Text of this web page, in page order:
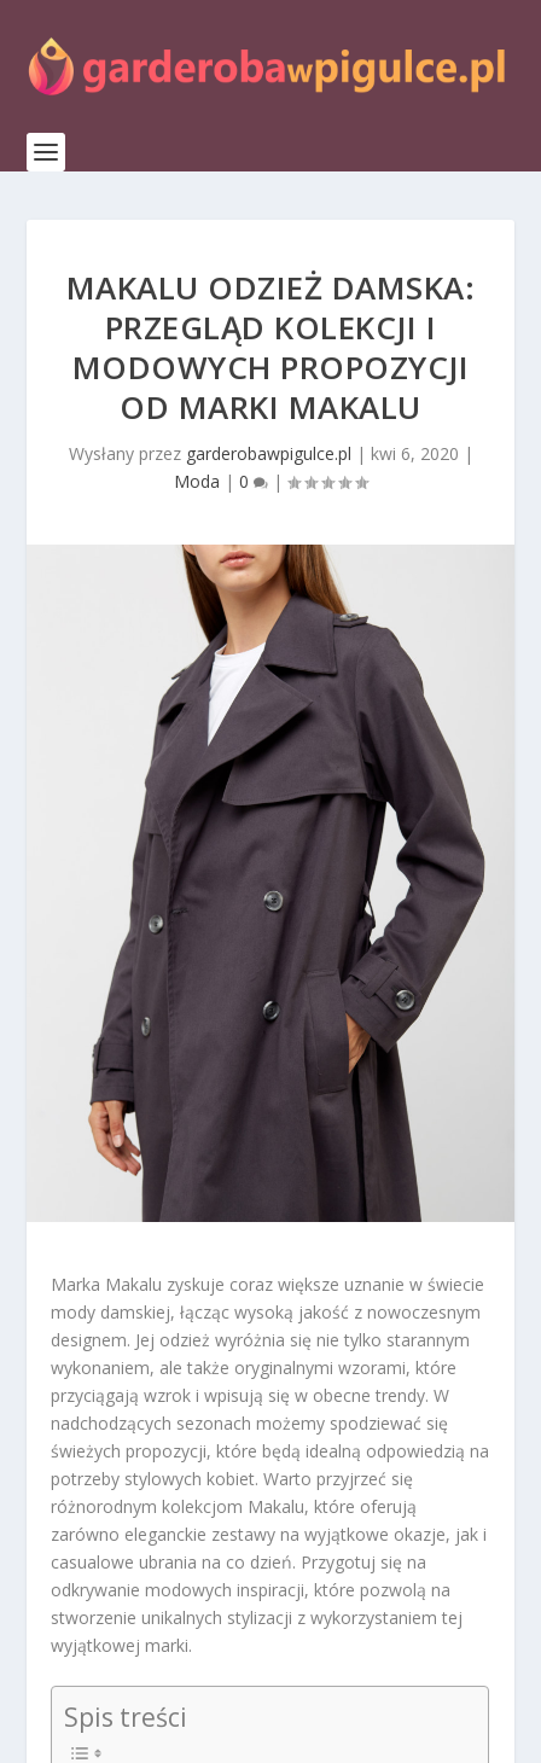
MAKALU ODZIEŻ DAMSKA:
PRZEGLĄD KOLEKCJI I
MODOWYCH PROPOZYCJI
OD MARKI MAKALU
Wysłany przez garderobawpigulce.pl | kwi 6, 2020 |
Moda | 0 |
Marka Makalu zyskuje coraz większe uznanie w świecie
mody damskiej, łącząc wysoką jakość z nowoczesnym
designem. Jej odzież wyróżnia się nie tylko starannym
wykonaniem, ale także oryginalnymi wzorami, które
przyciągają wzrok i wpisują się w obecne trendy. W
nadchodzących sezonach możemy spodziewać się
świeżych propozycji, które będą idealną odpowiedzią na
potrzeby stylowych kobiet. Warto przyjrzeć się
różnorodnym kolekcjom Makalu, które oferują
zarówno eleganckie zestawy na wyjątkowe okazje, jak i
casualowe ubrania na co dzień. Przygotuj się na
odkrywanie modowych inspiracji, które pozwolą na
stworzenie unikalnych stylizacji z wykorzystaniem tej
wyjątkowej marki.
Spis treści